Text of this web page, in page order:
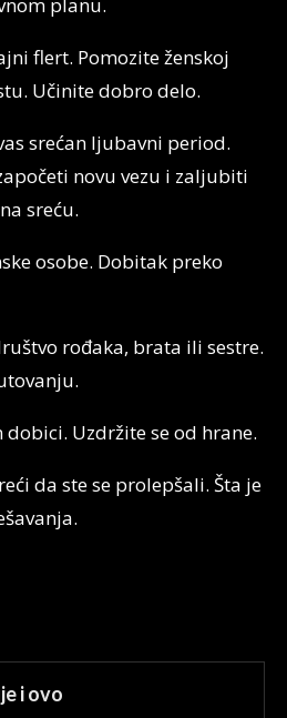
flert. Pomozite ženskoj
Učinite dobro delo.
vas srećan ljubavni period.
novu vezu i zaljubiti
sreću.
osobe. Dobitak preko
rođaka, brata ili sestre.
dobici. Uzdržite se od hrane.
da ste se prolepšali. Šta je
i ovo